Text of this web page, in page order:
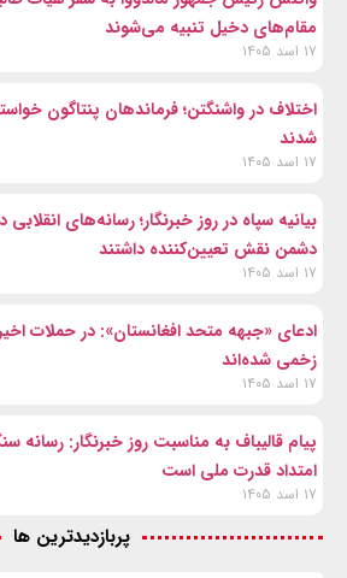
مقام‌های دخیل تنبیه می‌شوند
۱۷ اسد ۱۴۰۵
اختلاف در واشنگتن؛ فرماندهان پنتاگون
شدند
۱۷ اسد ۱۴۰۵
بیانیه سپاه در روز خبرنگار؛ رسانه‌های انقلابی
دشمن نقش تعیین‌کننده داشتند
۱۷ اسد ۱۴۰۵
زخمی شده‌اند
۱۷ اسد ۱۴۰۵
پیام قالیباف به مناسبت روز خبرنگار: رسانه
امتداد قدرت ملی است
۱۷ اسد ۱۴۰۵
پربازدیدترین ها